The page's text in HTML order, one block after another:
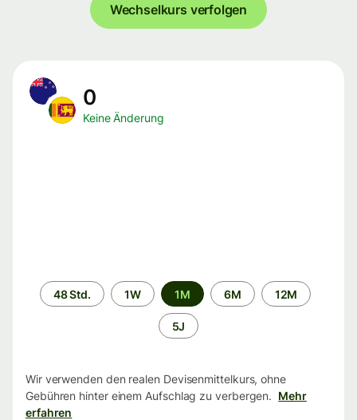
Wechselkurs verfolgen
0
Keine Änderung
Zeitraum
48 Std. 1W 1M 6M 12M
5J
Wir verwenden den realen Devisenmittelkurs, ohne
Gebühren hinter einem Aufschlag zu verbergen. Mehr
erfahren